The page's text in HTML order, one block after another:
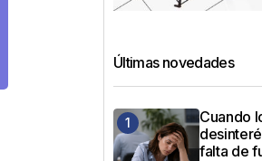
Últimas novedades
Cuando
falta de